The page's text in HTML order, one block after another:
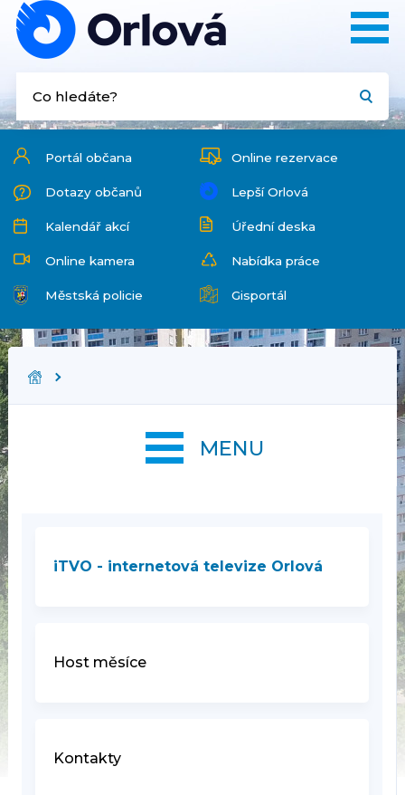
Portál občana Online rezervace
Dotazy občanů Lepší Orlová
Kalendář akcí Úřední deska
Online kamera Nabídka práce
Městská policie Gisportál
iTVO - internetová televize Orlová
Host měsíce
Kontakty
MENU